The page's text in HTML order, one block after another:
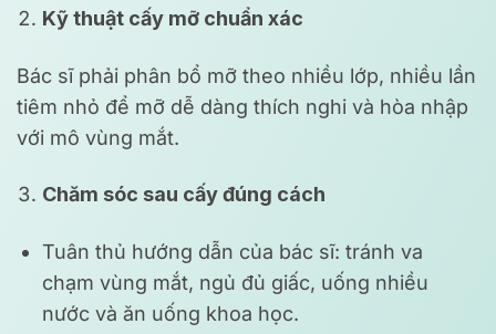
Kỹ thuật cấy mỡ chuẩn xác
Bác sĩ phải phân bổ mỡ theo nhiều lớp, nhiều lần
tiêm nhỏ để mỡ dễ dàng thích nghi và hòa nhập
với mô vùng mắt.
Chăm sóc sau cấy đúng cách
Tuân thủ hướng dẫn của bác sĩ: tránh va
chạm vùng mắt, ngủ đủ giấc, uống nhiều
nước và ăn uống khoa học.